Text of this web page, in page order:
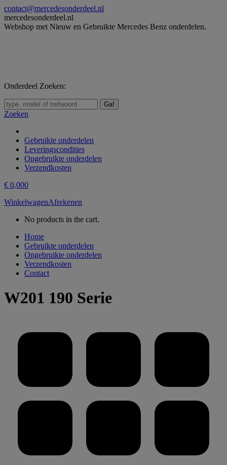
Skip
to
content
contact@mercedesonderdeel.nl
mercedesonderdeel.nl
Webshop met Nieuw en Gebruikte Mercedes Benz onderdelen.
Onderdeel Zoeken:
Zoeken:
Zoeken
Gebruikte onderdelen
Leveringscondities
Ongebruikte onderdelen
Verzendkosten
€ 0,000
WinkelwagenAfrekenen
No products in the cart.
Home
Gebruikte onderdelen
Ongebruikte onderdelen
Verzendkosten
Contact
W201 190 Serie